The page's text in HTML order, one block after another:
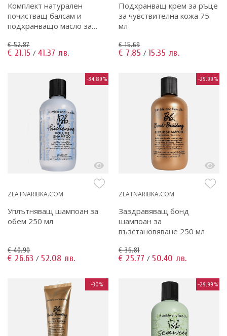
Комплект натурален
почистващ балсам и
подхранващо масло за
€ 52.87
€ 21.15 / 41.37 лв.
Подхранващ крем за ръце
за чувствителна кожа 75
мл
€ 15.69
€ 7.85 / 15.35 лв.
-34.89%
ZLATNARIBKA.COM
Уплътняващ шампоан за
обем 250 мл
€ 40.90
€ 26.63 / 52.08 лв.
-29.99%
ZLATNARIBKA.COM
Заздравяващ бонд
шампоан за
възстановяване 250 мл
€ 36.81
€ 25.77 / 50.40 лв.
-30% -29.99%